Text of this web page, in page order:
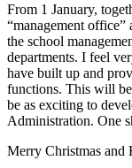
From 1 January,
“management
the school
departments. I feel
have built up and
functions. This will
be as exciting to
Administration. One
Merry Christmas and